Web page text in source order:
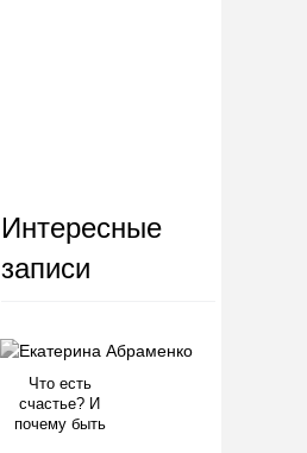
Интересные
записи
Что есть
счастье? И
почему быть